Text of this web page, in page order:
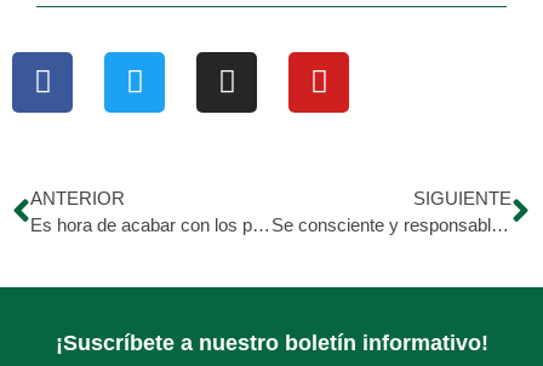
ANTERIOR
Es hora de acabar con los prejuicios y unirnos como hermanos. 🤝🤲🏼
SIGUIENTE
Se consciente y responsable y hazte la prueba de despistar de VIH, la vida es bella. 👍🏼
¡Suscríbete a nuestro boletín informativo!